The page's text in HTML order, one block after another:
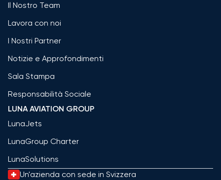
Il Nostro Team
Lavora con noi
I Nostri Partner
Notizie e Approfondimenti
Sala Stampa
Responsabilità Sociale
LUNA AVIATION GROUP
LunaJets
LunaGroup Charter
LunaSolutions
Un'azienda con sede in Svizzera